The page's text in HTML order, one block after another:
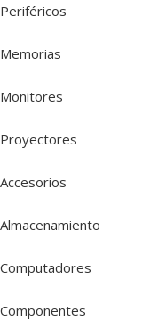
Periféricos
Memorias
Monitores
Proyectores
Accesorios
Almacenamiento
Computadores
Componentes